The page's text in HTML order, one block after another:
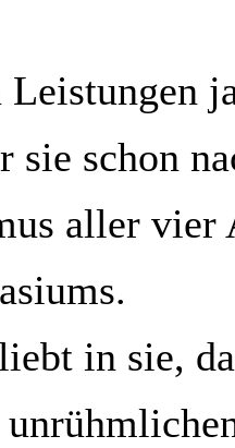
Leistungen
sie schon
aller vier
in sie,